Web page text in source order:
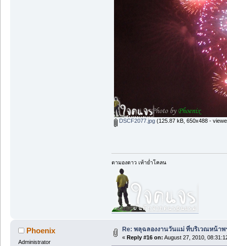
DSCF2077.jpg(125.87 kB, 650x488 -
ตามองดาว เท้าย่ำโคลน
Phoenix
Administrator
Re: พลุฉลองงานวันแม่ ที่บริเวณหน้าพ
« Reply #16 on: August 27, 2010,